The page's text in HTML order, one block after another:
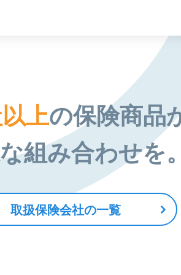
上の保険商品
組み合わせを
取扱保険会社の一覧